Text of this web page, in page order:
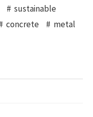
sustainable
concrete metal